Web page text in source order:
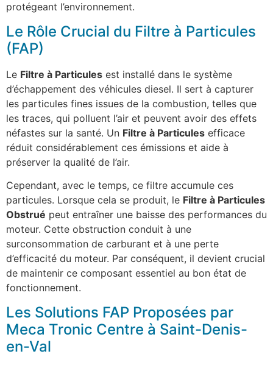
protégeant l’environnement.
Le Rôle Crucial du Filtre à Particules
(FAP)
Le Filtre à Particules est installé dans le système
d’échappement des véhicules diesel. Il sert à capturer
les particules fines issues de la combustion, telles que
les traces, qui polluent l’air et peuvent avoir des effets
néfastes sur la santé. Un Filtre à Particules efficace
réduit considérablement ces émissions et aide à
préserver la qualité de l’air.
Cependant, avec le temps, ce filtre accumule ces
particules. Lorsque cela se produit, le Filtre à Particules
Obstrué peut entraîner une baisse des performances du
moteur. Cette obstruction conduit à une
surconsommation de carburant et à une perte
d’efficacité du moteur. Par conséquent, il devient crucial
de maintenir ce composant essentiel au bon état de
fonctionnement.
Les Solutions FAP Proposées par
Meca Tronic Centre à Saint-Denis-
en-Val